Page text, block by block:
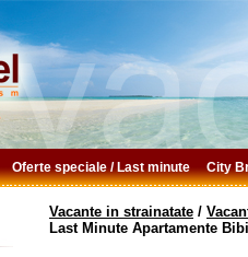
Oferte speciale / Last minute City
Vacante in strainatate /
Last Minute Apartamente